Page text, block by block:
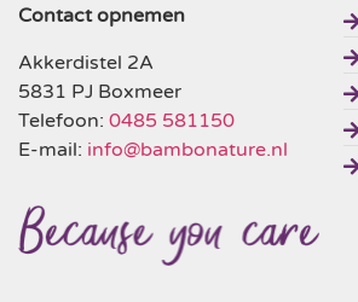
Contact opnemen
Akkerdistel 2A
5831 PJ Boxmeer
Telefoon: 0485 581150
E-mail: info@bambonature.nl